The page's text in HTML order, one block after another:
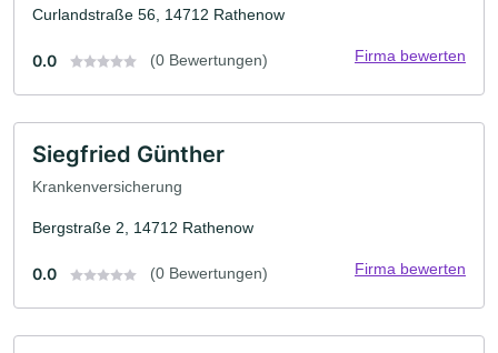
Curlandstraße 56, 14712 Rathenow
0.0 (0 Bewertungen) Firma bewerten
Siegfried Günther
Krankenversicherung
Bergstraße 2, 14712 Rathenow
0.0 (0 Bewertungen) Firma bewerten